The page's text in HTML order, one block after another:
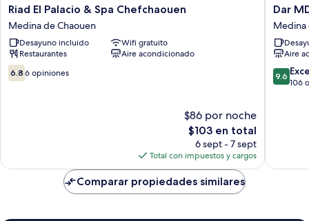
Riad
El
Palacio
&
Spa
Chefchaouen
Medina
Riad El Palacio & Spa Chefchaouen
Medina de Chaouen
Desayuno incluido
Wifi gratuito
Restaurantes
Aire acondicionado
6.8
de
6.8 6 opiniones
$86 por noche
El
precio
actual
es
de
$103
$103 en total
6 sept - 7 sept
Total con impuestos y cargos
Dar
MD
Medina
de
Dar
Medina
Aire
9.6
de
9.6
106
Comparar propiedades similares